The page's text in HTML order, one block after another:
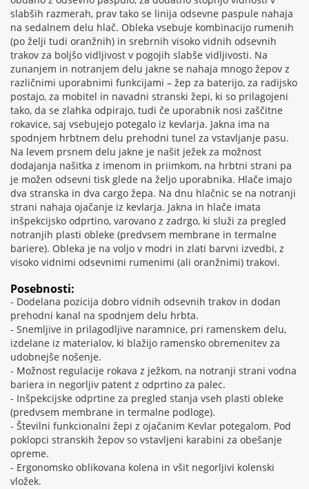
slabših razmerah, prav tako se linija odsevne paspule nahaja
na sedalnem delu hlač. Obleka vsebuje kombinacijo rumenih
(po želji tudi oranžnih) in srebrnih visoko vidnih odsevnih
trakov za boljšo vidljivost v pogojih slabše vidljivosti. Na
zunanjem in notranjem delu jakne se nahaja mnogo žepov z
različnimi uporabnimi funkcijami – žep za baterijo, za radijsko
postajo, za mobitel in navadni stranski žepi, ki so prilagojeni
tako, da se zlahka odpirajo, tudi če uporabnik nosi zaščitne
rokavice, saj vsebujejo potegalo iz kevlarja. Jakna ima na
spodnjem hrbtnem delu prehodni tunel za vstavljanje pasu.
Na levem prsnem delu jakne je našit ježek za možnost
dodajanja našitka z imenom in priimkom, na hrbtni strani pa
je možen odsevni tisk glede na željo uporabnika. Hlače imajo
dva stranska in dva cargo žepa. Na dnu hlačnic se na notranji
strani nahaja ojačanje iz kevlarja. Jakna in hlače imata
inšpekcijsko odprtino, varovano z zadrgo, ki služi za pregled
notranjih plasti obleke (predvsem membrane in termalne
bariere). Obleka je na voljo v modri in zlati barvni izvedbi, z
visoko vidnimi odsevnimi rumenimi (ali oranžnimi) trakovi.
Posebnosti:
- Dodelana pozicija dobro vidnih odsevnih trakov in dodan
prehodni kanal na spodnjem delu hrbta.
- Snemljive in prilagodljive naramnice, pri ramenskem delu,
izdelane iz materialov, ki blažijo ramensko obremenitev za
udobnejše nošenje.
- Možnost regulacije rokava z ježkom, na notranji strani vodna
bariera in negorljiv patent z odprtino za palec.
- Inšpekcijske odprtine za pregled stanja vseh plasti obleke
(predvsem membrane in termalne podloge).
- Številni funkcionalni žepi z ojačanim Kevlar potegalom. Pod
poklopci stranskih žepov so vstavljeni karabini za obešanje
opreme.
- Ergonomsko oblikovana kolena in všit negorljivi kolenski
vložek.